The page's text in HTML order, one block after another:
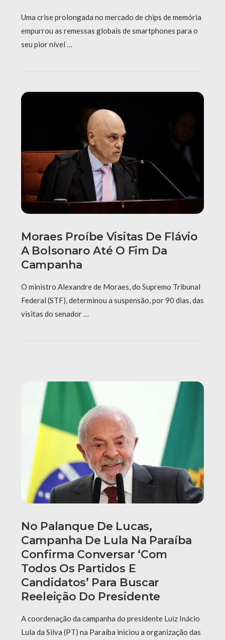
Uma crise prolongada no mercado de chips de memória
empurrou as remessas globais de smartphones para o
seu pior nível …
Moraes Proíbe Visitas De Flávio
A Bolsonaro Até O Fim Da
Campanha
O ministro Alexandre de Moraes, do Supremo Tribunal
Federal (STF), determinou a suspensão, por 90 dias, das
visitas do senador …
No Palanque De Lucas,
Campanha De Lula Na Paraíba
Confirma Conversar ‘com
Todos Os Partidos E
Candidatos’ Para Buscar
Reeleição Do Presidente
A coordenação da campanha do presidente Luiz Inácio
Lula da Silva (PT) na Paraíba iniciou a organização das